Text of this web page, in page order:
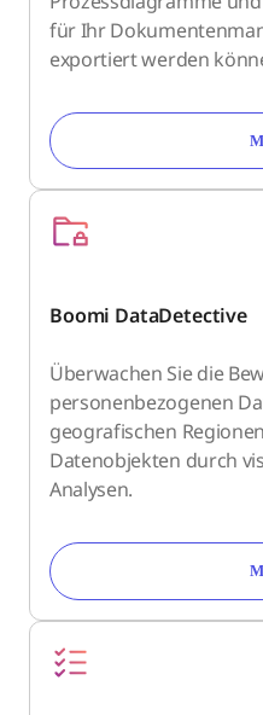
für Ihr
exportiert werden
Boomi DataDetective
Überwachen Sie die
personenbezogenen
geografischen
Datenobjekten durch
Analysen.